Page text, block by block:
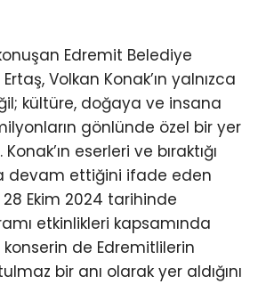
Edremit Belediye
Volkan Konak’ın yalnızca
kültüre, doğaya ve insana
gönlünde özel bir yer
eserleri ve bıraktığı
devam ettiğini ifade eden
28 Ekim 2024 tarihinde
etkinlikleri kapsamında
de Edremitlilerin
bir anı olarak yer aldığını